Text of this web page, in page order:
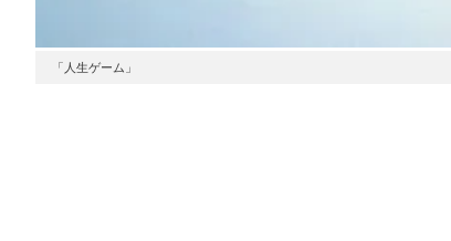
「人生ゲーム」